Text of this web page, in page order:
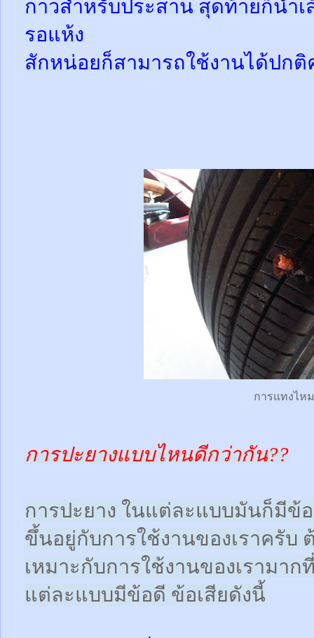
กาวสำหรับประสาน สุดท้ายก็นำเ
รอแห้ง
สักหน่อยก็สามารถใช้งานได้ปกติ
การแทงไหม
การปะยางแบบไหนดีกว่ากัน??
การปะยาง ในแต่ละแบบมันก็มีข้
ขึ้นอยู่กับการใช้งานของเราครับ
เหมาะกับการใช้งานของเรามา
แต่ละแบบมีข้อดี ข้อเสียดังนี้